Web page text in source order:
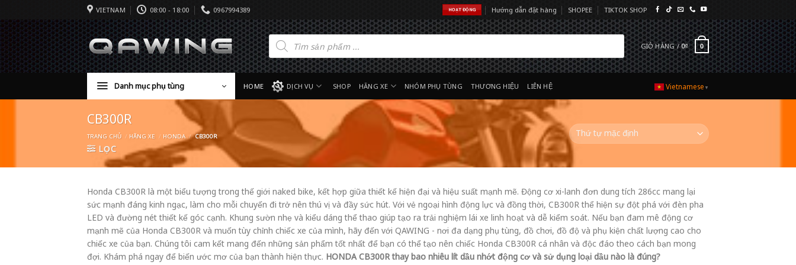
VIETNAM 08:00 - 18:00 0967994389 HOẠT ĐỘNG Hướng dẫn đặt hàng SHOPEE TIKTOK SHOP
Tìm
kiếm
sản
phẩm
GIỎ HÀNG /0₫ 0
Danh mục phụ tùng HOME DỊCH VỤ SHOP HÃNG XE NHÓM PHỤ TÙNG THƯƠNG HIỆU LIÊN HỆ Vietnamese ▼
CB300R
TRANG CHỦ / HÃNG XE / HONDA / CB300R
LỌC
Honda CB300R là một biểu tượng trong thế giới naked bike, kết hợp giữa thiết kế hiện đại và hiệu suất mạnh mẽ. Động cơ xi-lanh đơn dung tích 286cc mang lại
sức mạnh đáng kinh ngạc, làm cho mỗi chuyến đi trở nên thú vị và đầy sức hút. Với vẻ ngoại hình động lực và đồng thời, CB300R thể hiện sự đột phá với đèn pha
LED và đường nét thiết kế góc cạnh. Khung sườn nhẹ và kiểu dáng thể thao giúp tạo ra trải nghiệm lái xe linh hoạt và dễ kiểm soát. Nếu bạn đam mê động cơ
mạnh mẽ của Honda CB300R và muốn tùy chỉnh chiếc xe của mình, hãy đến với QAWING - nơi đa dạng phụ tùng, đồ chơi, đồ độ và phụ kiện chất lượng cao cho
chiếc xe của bạn. Chúng tôi cam kết mang đến những sản phẩm tốt nhất để bạn có thể tạo nên chiếc Honda CB300R cá nhân và độc đáo theo cách bạn mong
đợi. Khám phá ngay để biến ước mơ của bạn thành hiện thực. HONDA CB300R thay bao nhiêu lít dầu nhớt động cơ và sử dụng loại dầu nào là đúng?